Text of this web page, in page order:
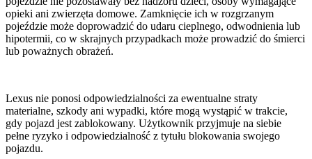
opieki ani zwierzęta domowe. Zamknięcie ich w rozgrzanym
pojeździe może doprowadzić do udaru cieplnego, odwodnienia lub
hipotermii, co w skrajnych przypadkach może prowadzić do śmierci
lub poważnych obrażeń.
Lexus nie ponosi odpowiedzialności za ewentualne straty
materialne, szkody ani wypadki, które mogą wystąpić w trakcie,
gdy pojazd jest zablokowany. Użytkownik przyjmuje na siebie
pełne ryzyko i odpowiedzialność z tytułu blokowania swojego
pojazdu.